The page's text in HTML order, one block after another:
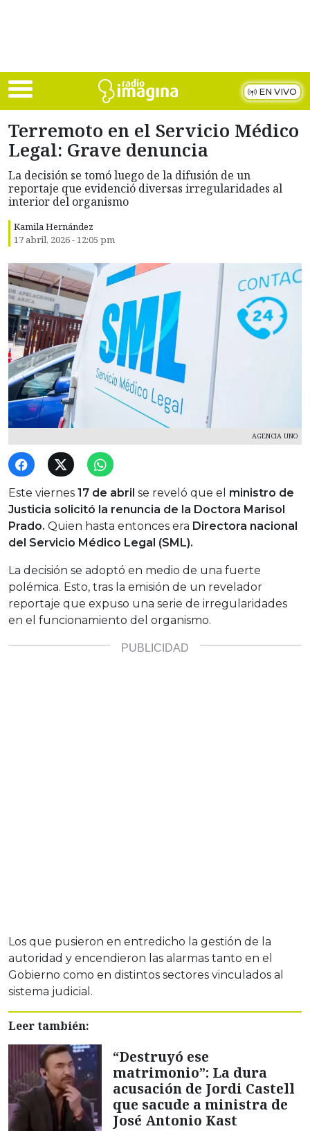
EN VIVO
Terremoto en el Servicio Médico
Legal: Grave denuncia
La decisión se tomó luego de la difusión de un
reportaje que evidenció diversas irregularidades al
interior del organismo
Kamila Hernández
17 abril, 2026 - 12:05 pm
AGENCIA UNO
Este viernes 17 de abril se reveló que el ministro de
Justicia solicitó la renuncia de la Doctora Marisol
Prado. Quien hasta entonces era Directora nacional
del Servicio Médico Legal (SML).
La decisión se adoptó en medio de una fuerte
polémica. Esto, tras la emisión de un revelador
reportaje que expuso una serie de irregularidades
en el funcionamiento del organismo.
Los que pusieron en entredicho la gestión de la
autoridad y encendieron las alarmas tanto en el
Gobierno como en distintos sectores vinculados al
sistema judicial.
Leer también:
“Destruyó ese
matrimonio”: La dura
acusación de Jordi Castell
que sacude a ministra de
José Antonio Kast